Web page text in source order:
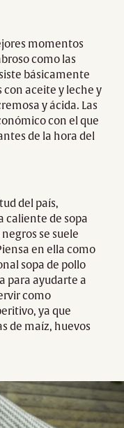
momentos
como las
básicamente
aceite y leche y
y ácida. Las
con el que
de la hora del
del país,
caliente de sopa
se suele
en ella como
sopa de pollo
para ayudarte a
como
ya que
de maíz, huevos